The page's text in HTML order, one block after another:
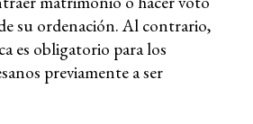
su ordenación. Al contrario,
es obligatorio para los
previamente a ser